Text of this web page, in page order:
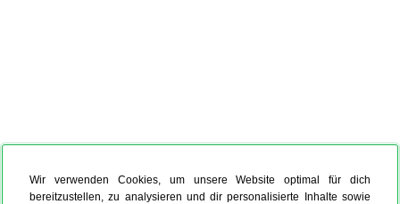
Wir verwenden Cookies, um unsere Website optimal für dich
bereitzustellen, zu analysieren und dir personalisierte Inhalte sowie